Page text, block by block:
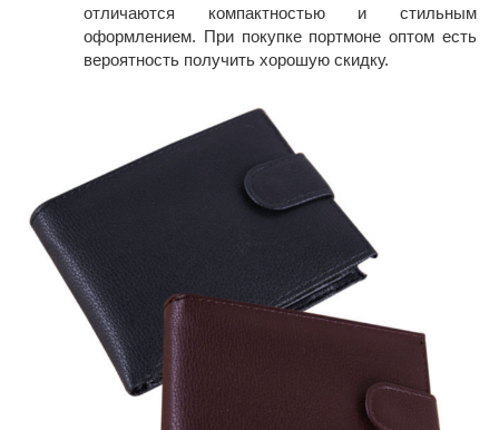
отличаются компактностью и стильным
оформлением. При покупке портмоне оптом есть
вероятность получить хорошую скидку.